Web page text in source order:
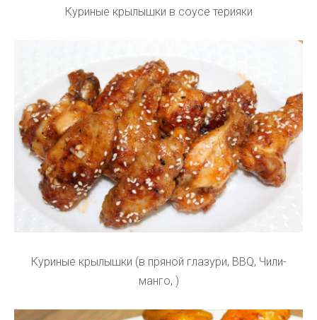
Куриные крылышки в соусе терияки
Куриные крылышки (в пряной глазури, BBQ, Чили-
манго, )